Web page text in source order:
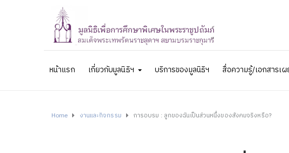
หน้าแรก เกี่ยวกับมูลนิธิฯ บริการของมูลนิธิฯ สื่อความรู้/เอกสารเ
Home งานและกิจกรรม การอบรม : ลูกของฉันเป็นส่วนหนึ่งของสังคมจริงหรือ?